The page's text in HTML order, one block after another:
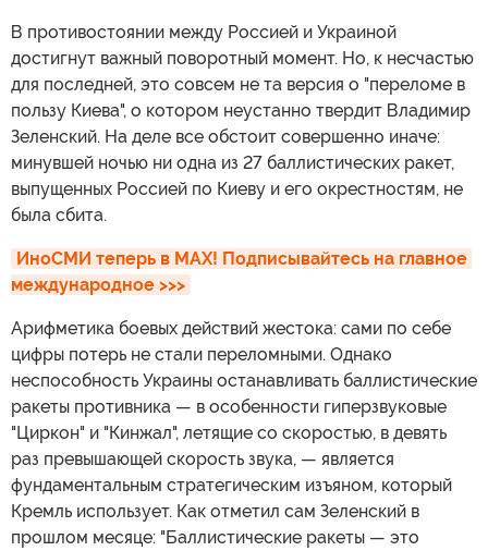
В противостоянии между Россией и Украиной
достигнут важный поворотный момент. Но, к несчастью
для последней, это совсем не та версия о "переломе в
пользу Киева", о котором неустанно твердит Владимир
Зеленский. На деле все обстоит совершенно иначе:
минувшей ночью ни одна из 27 баллистических ракет,
выпущенных Россией по Киеву и его окрестностям, не
была сбита.
ИноСМИ теперь в MAX! Подписывайтесь на главное
международное >>>
Арифметика боевых действий жестока: сами по себе
цифры потерь не стали переломными. Однако
неспособность Украины останавливать баллистические
ракеты противника — в особенности гиперзвуковые
"Циркон" и "Кинжал", летящие со скоростью, в девять
раз превышающей скорость звука, — является
фундаментальным стратегическим изъяном, который
Кремль использует. Как отметил сам Зеленский в
прошлом месяце: "Баллистические ракеты — это